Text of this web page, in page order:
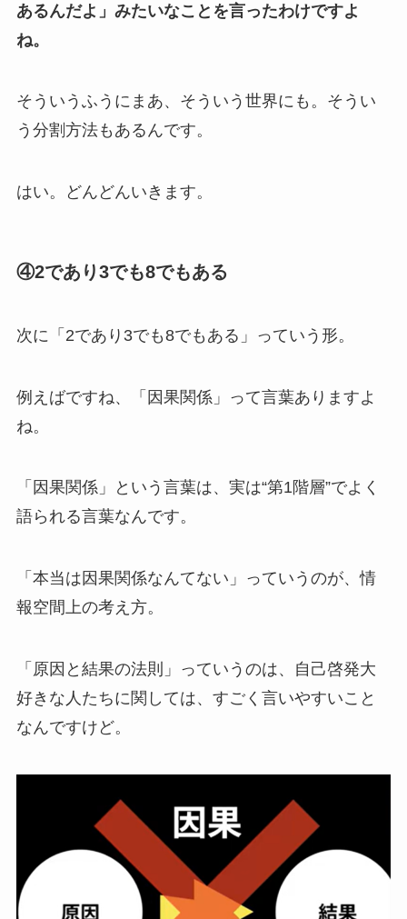
あるんだよ」みたいなことを言ったわけですよ
ね。
そういうふうにまあ、そういう世界にも。そうい
う分割方法もあるんです。
はい。どんどんいきます。
④2であり3でも8でもある
次に「2であり3でも8でもある」っていう形。
例えばですね、「因果関係」って言葉ありますよ
ね。
「因果関係」という言葉は、実は“第1階層”でよく
語られる言葉なんです。
「本当は因果関係なんてない」っていうのが、情
報空間上の考え方。
「原因と結果の法則」っていうのは、自己啓発大
好きな人たちに関しては、すごく言いやすいこと
なんですけど。